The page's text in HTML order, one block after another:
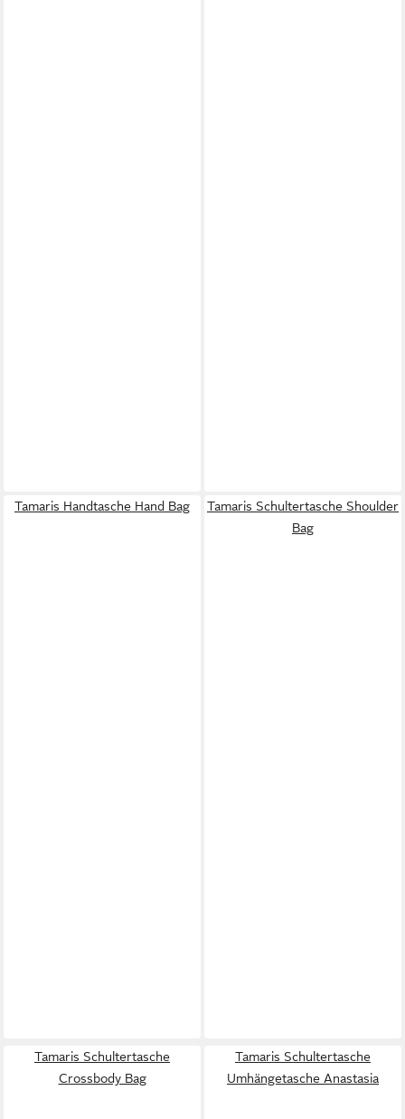
Tamaris Handtasche Hand Bag
Tamaris Schultertasche Shoulder
Bag
Tamaris Schultertasche
Crossbody Bag
Tamaris Schultertasche
Umhängetasche Anastasia